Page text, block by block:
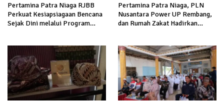
Pertamina Patra Niaga RJBB
Perkuat Kesiapsiagaan Bencana
Sejak Dini melalui Program
Pertamina Patra Niaga, PLN
Nusantara Power UP Rembang,
dan Rumah Zakat Hadirkan